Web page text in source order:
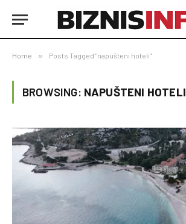
Home » Posts Tagged "napušteni hoteli"
BROWSING: NAPUŠTENI HOTELI